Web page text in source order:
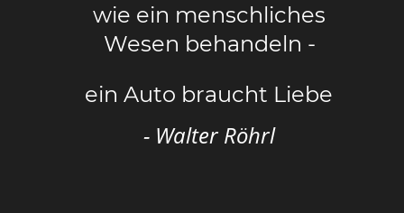
wie ein menschliches
Wesen behandeln -
ein Auto braucht Liebe
- Walter Röhrl